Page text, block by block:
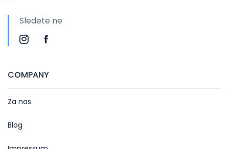
Sledete ne
COMPANY
Za nas
Blog